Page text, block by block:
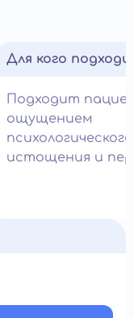
Для кого
Подходит
ощущением
психологического
истощения и